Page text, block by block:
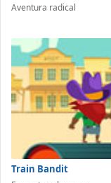
Aventura radical
Train Bandit